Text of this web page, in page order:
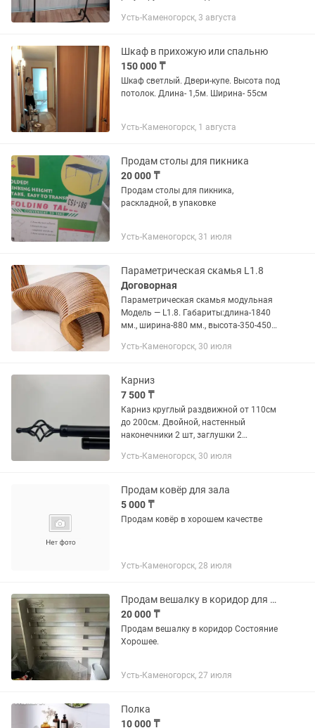
Усть-Каменогорск, 3 августа
Шкаф в прихожую или спальню
150 000 ₸
Шкаф светлый. Двери-купе. Высота под
потолок. Длина- 1,5м. Ширина- 55см
Усть-Каменогорск, 1 августа
Продам столы для пикника
20 000 ₸
Продам столы для пикника,
раскладной, в упаковке
Усть-Каменогорск, 31 июля
Параметрическая скамья L1.8
Договорная
Параметрическая скамья модульная
Модель — L1.8. Габариты:длина-1840
мм., ширина-880 мм., высота-350-450м.
маслом влагостойкая фанера (ФСФ)
Усть-Каменогорск, 30 июля
Карниз
7 500 ₸
Карниз круглый раздвижной от 110см
до 200см. Двойной, настенный
наконечники 2 шт, заглушки 2
шт,крючки пластиковые 32шт,28мм и
упаковке....
Усть-Каменогорск, 30 июля
Продам ковёр для зала
5 000 ₸
Продам ковёр в хорошем качестве
Усть-Каменогорск, 28 июля
Продам вешалку в коридор для курток
20 000 ₸
Продам вешалку в коридор Состояние
Хорошее.
Усть-Каменогорск, 27 июля
Полка
10 000 ₸